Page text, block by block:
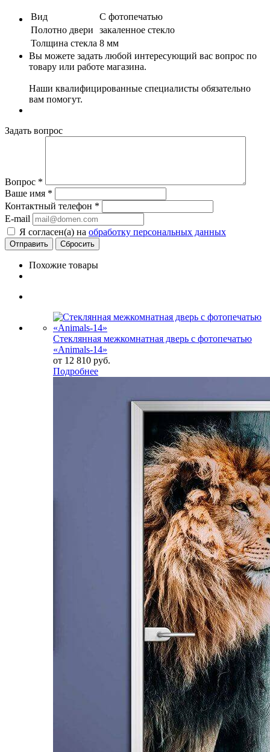
Вид
С фотопечатью
Полотно двери
закаленное стекло
Толщина стекла 8 мм
Вы можете задать любой интересующий вас вопрос по
товару или работе магазина.
Наши квалифицированные специалисты обязательно
вам помогут.
Задать вопрос
Вопрос *
Ваше имя *
Контактный телефон *
E-mail
Я согласен(а) на обработку персональных данных
Сбросить
Похожие товары
Стеклянная межкомнатная дверь с фотопечатью
«Animals-14»
от 12 810 руб.
Подробнее